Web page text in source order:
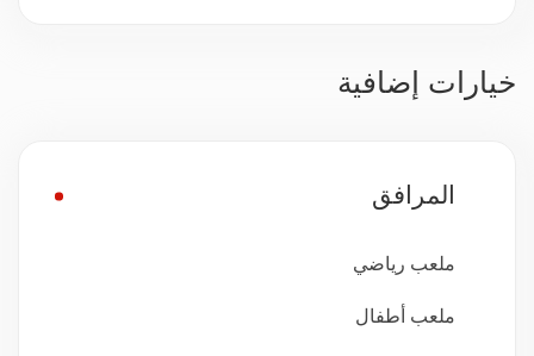
خيارات إضافية
المرافق
ملعب رياضي
ملعب أطفال